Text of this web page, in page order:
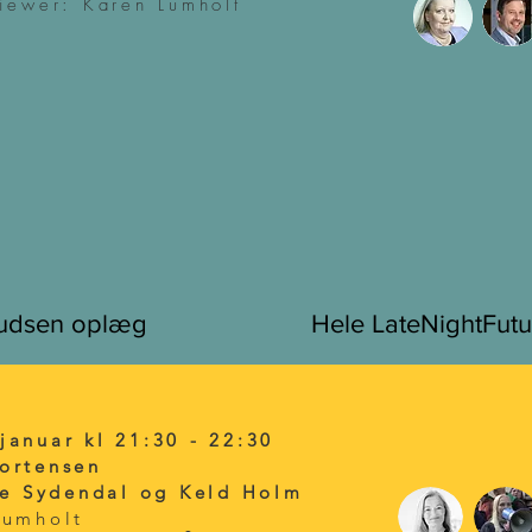
Karen Lumholt
oplæg Hele
Karen Lumholt
oplæg Hele
kl 21:30 - 22:30
Sydendal og Keld Holm